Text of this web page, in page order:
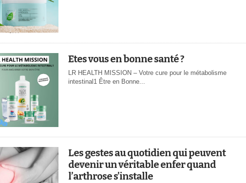
Etes vous en bonne santé ?
LR HEALTH MISSION – Votre cure pour le métabolisme
intestinal1 Être en Bonne...
Les gestes au quotidien qui peuvent
devenir un véritable enfer quand
l’arthrose s’installe